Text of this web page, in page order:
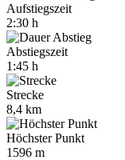
Aufstiegszeit
2:30 h
Abstiegszeit
1:45 h
Strecke
8,4 km
Höchster Punkt
1596 m